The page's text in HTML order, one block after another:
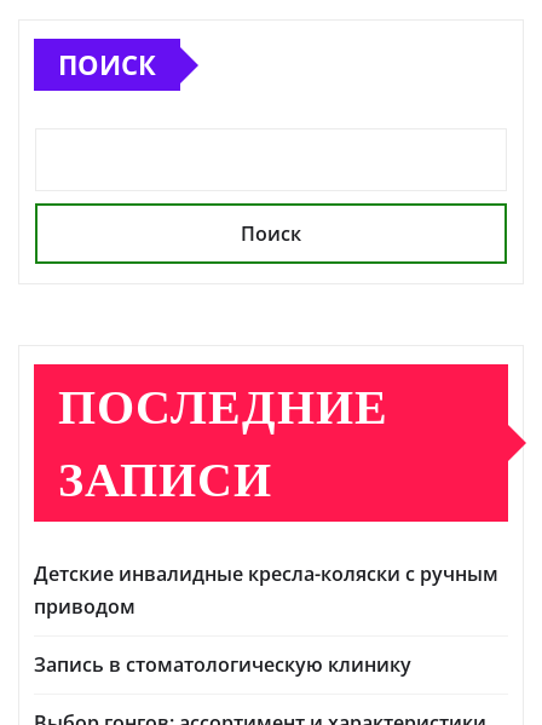
ПОИСК
Поиск
ПОСЛЕДНИЕ
ЗАПИСИ
Детские инвалидные кресла-коляски с ручным
приводом
Запись в стоматологическую клинику